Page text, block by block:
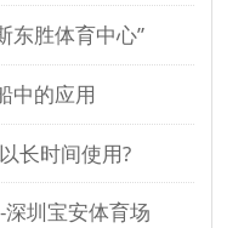
东胜体育中心”
中的应用
长时间使用?
圳宝安体育场